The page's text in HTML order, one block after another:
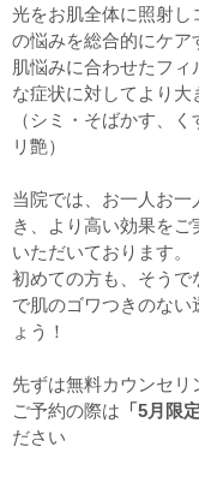
光をお肌全体に照射
の悩みを総合的にケア
肌悩みに合わせたフ
な症状に対してより大
（シミ・そばかす、
リ艶）
当院では、お一人お
き、より高い効果を
いただいております。
初めての方も、そうで
で肌のゴワつきのな
ょう！
先ずは無料カウンセリ
ご予約の際は 「5月限
ださい